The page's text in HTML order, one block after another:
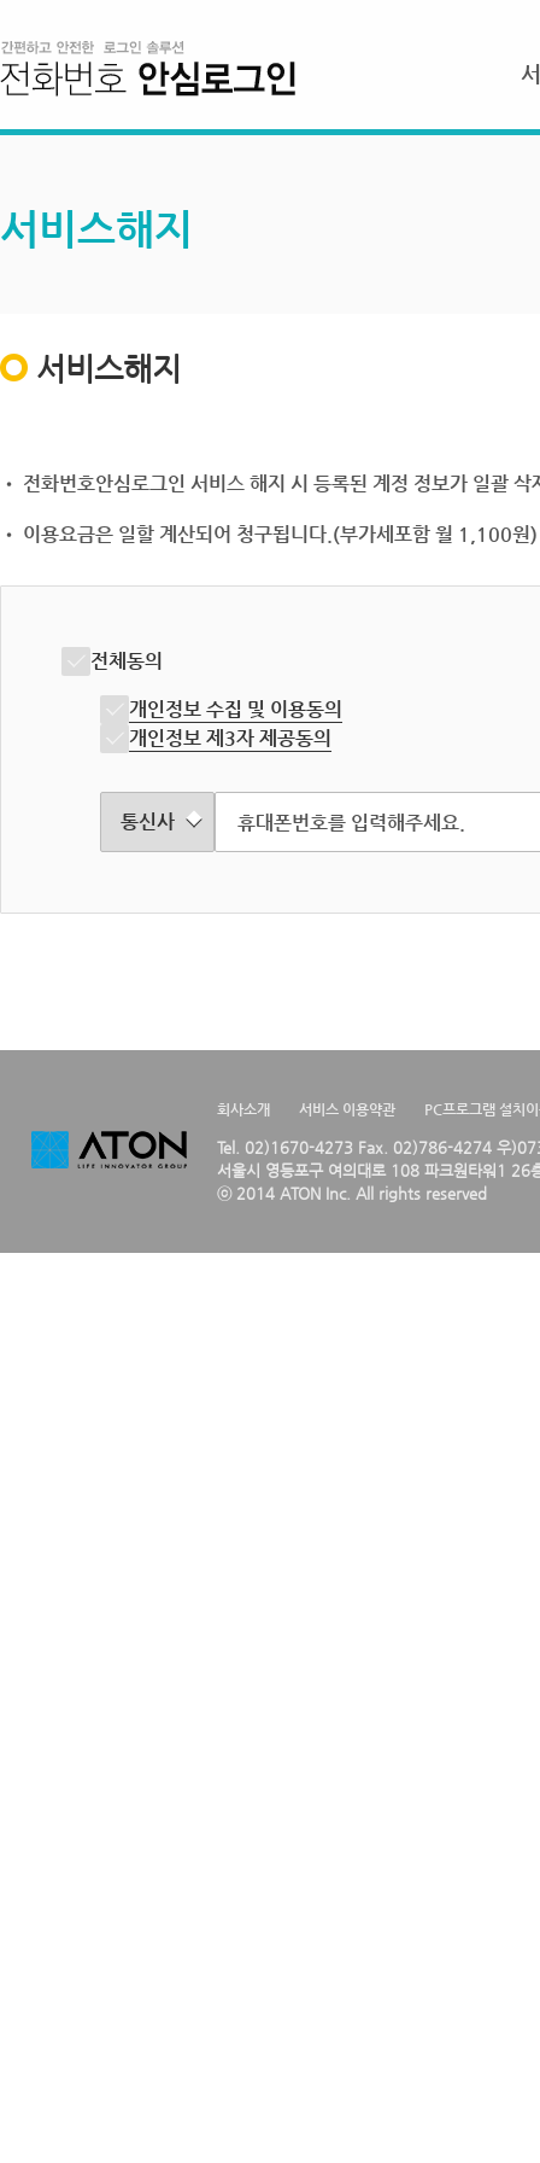
서비스해지
서비스해지
• 전화번호안심로그인 서비스 해지 시 등록된 계정 정보가 일괄
• 이용요금은 일할 계산되어 청구됩니다.(부가세포함 월 1,100원)
전체동의
개인정보 수집 및 이용동의
개인정보 제3자 제공동의
회사소개 서비스 이용약관 PC프로그램 설치
Tel. 02)1670-4273 Fax. 02)786-4274 우
서울시 영등포구 여의대로 108 파크원타워1 26
ⓒ 2014 ATON Inc. All rights reserved